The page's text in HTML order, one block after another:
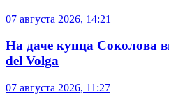
07 августа 2026, 14:21
На даче купца Соколова
del Volga
07 августа 2026, 11:27